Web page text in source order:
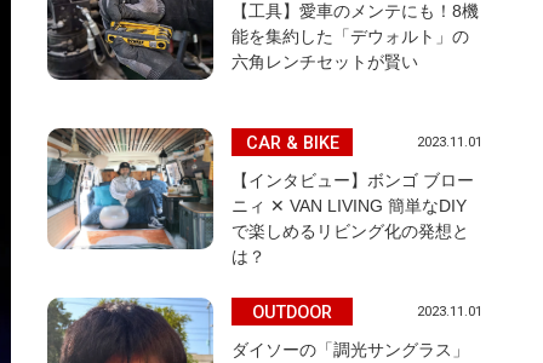
【工具】愛車のメンテにも！8機
能を集約した「デウォルト」の
六角レンチセットが賢い
CAR & BIKE 2023.11.01
【インタビュー】ボンゴ ブロー
ニィ ✕ VAN LIVING 簡単なDIY
で楽しめるリビング化の発想と
は？
OUTDOOR 2023.11.01
ダイソーの「調光サングラス」